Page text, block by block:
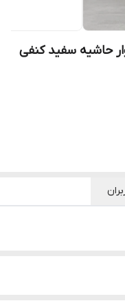
حاشیه سفید کنفی